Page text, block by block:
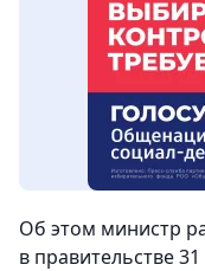
Об этом министр
в правительстве